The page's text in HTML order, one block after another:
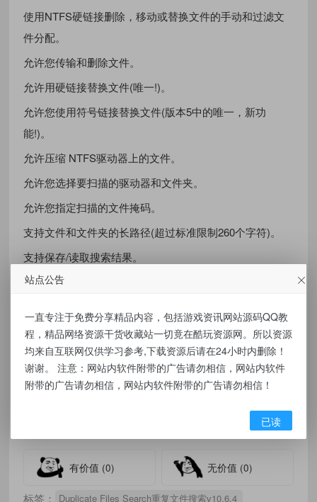
使用NTFS硬链接删除，移动或替换文件的手动和过滤文
件分配。
允许您传输和删除文件。
允许用硬链接替换文件(唯一!)。
允许您使用符号链接替换文件(版本5中的唯一，新功
能!)。
允许压缩 NTFS驱动器上的文件。
允许您选择要扫描的驱动器和文件夹。
允许您指定扫描的文件掩码。
支持文件和文件夹的长路径(超过标准限制260个字符)。
支持保存/读取搜索结果。
支持备用NTFS流。
支持比较MP3文件的音乐内容，同时忽略MP3文件的元数
据(ID3标签)的差异。
资源下载
有价值 (0) 无价值 (0)
标签： Duplicate Files Search重复文件搜索v10.6.4
站点公告
一直专注于免费分享精品内容，包括游戏资讯网站源码QQ教
程，精品网络资源干货收藏站一切竟在酷玩资源网。所以资源
均来自互联网仅供学习参考,下载资源后请在24小时内删除！
谢谢。 注意：网站内软件附带的广告请勿相信，网站内软件
附带的广告请勿相信，网站内软件附带的广告请勿相信！
已读